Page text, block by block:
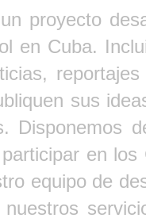
proyecto
en Cuba.
sus
Disponemos
en
equipo de